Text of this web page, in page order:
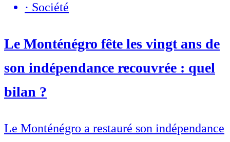
· Société
Le Monténégro fête les vingt ans de
son indépendance recouvrée : quel
bilan ?
Le Monténégro a restauré son indépendance